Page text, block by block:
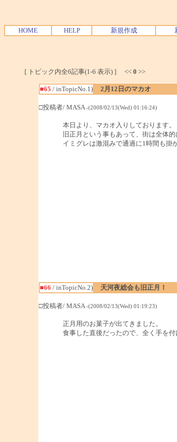
HOME HELP 新規作成
[ トピック内全6記事(1-6 表示) ] << 0 >>
■65 / inTopicNo.1)
2月12日のマカオ
□投稿者/ MASA-(2008/02/13(Wed) 01:16:24)
本日より、マカオ入りしております。
旧正月という事もあって、街は全体的
イミグレは激混みで通過に1時間も掛
■66 / inTopicNo.2)
天河夜総会も旧正月！
□投稿者/ MASA-(2008/02/13(Wed) 01:19:23)
正月用のお菓子が出てきました。
食事した直後だったので、全く手を付